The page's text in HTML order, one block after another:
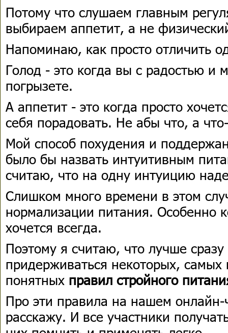
Потому что слушаем главным
выбираем аппетит, а не
Напоминаю, как просто отличить
Голод - это когда вы с радостью и
погрызете.
А аппетит - это когда просто
себя порадовать. Не абы что, а
Мой способ похудения и
было бы назвать интуитивным
считаю, что на одну интуицию
Слишком много времени в этом
нормализации питания. Особенно
хочется всегда.
Поэтому я считаю, что лучше
придерживаться некоторых,
понятных правил стройного
Про эти правила на нашем
расскажу. И все участники